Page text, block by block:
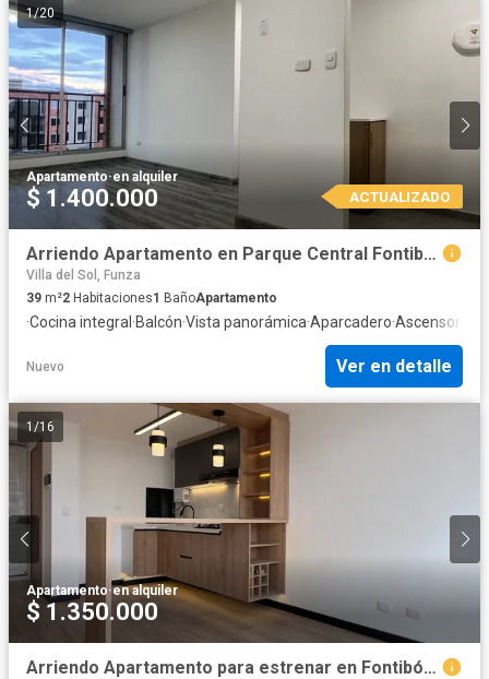
1/20
Apartamento·en alquiler
$ 1.400.000 ACTUALIZADO
Arriendo Apartamento en Parque Central Fontibon, Bogotá, D.C.
Villa del Sol, Funza
39 m²2 Habitaciones1 BañoApartamento
·Cocina integral ·Balcón·Vista panorámica·Aparcadero·Ascensor
Nuevo Ver en detalle
1 /16
Apartamento·en alquiler
$ 1.350.000
Arriendo Apartamento para estrenar en Fontibón Recodo